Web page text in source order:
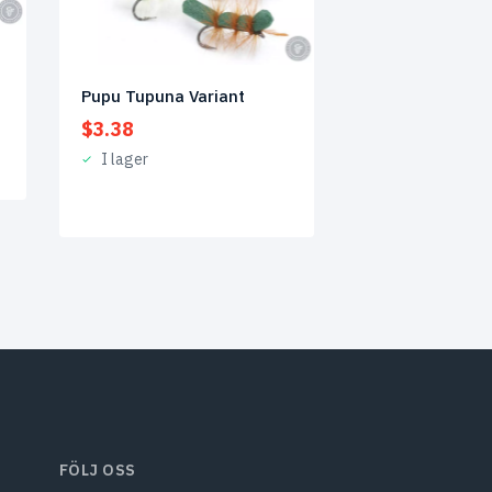
Pupu Tupuna Variant
$3.38
I lager
FÖLJ OSS